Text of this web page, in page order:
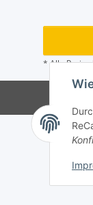
* Alle Preise